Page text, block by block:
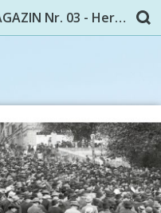
Burgdorfer StadtMAGAZIN Nr. 03 - Herbst 2019